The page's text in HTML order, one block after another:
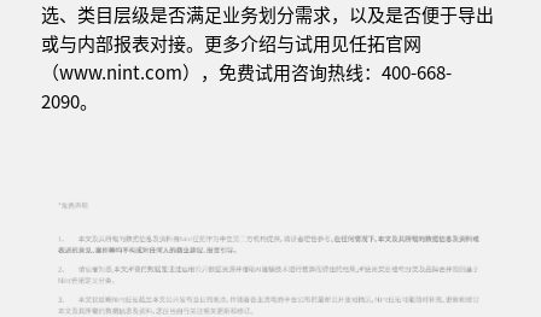
选、类目层级是否满足业务划分需求，以及是否便于导出
或与内部报表对接。更多介绍与试用见任拓官网
（www.nint.com），免费试用咨询热线：400-668-
2090。